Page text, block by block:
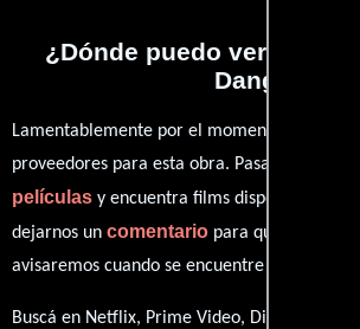
¿Dónde puedo ver la
Danger?
Lamentablemente por el momento no
proveedores para esta obra. Pasa por
películas y encuentra films disponibles.
dejarnos un comentario para que le demos
avisaremos cuando se encuentre disponible
Buscá en Netflix, Prime Video, Disney+